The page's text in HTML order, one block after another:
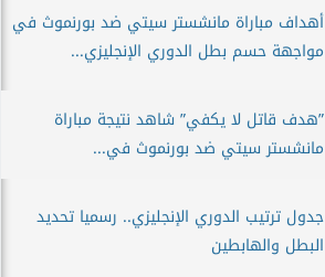
أهداف مباراة مانشستر سيتي ضد بورنموث في
مواجهة حسم بطل الدوري الإنجليزي...
”هدف قاتل لا يكفي” شاهد نتيجة مباراة
مانشستر سيتي ضد بورنموث في...
جدول ترتيب الدوري الإنجليزي.. رسميا تحديد
البطل والهابطين